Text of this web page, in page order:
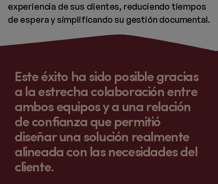
experiencia de sus clientes, reduciendo tiempos
de espera y simplificando su gestión documental.
Este éxito ha sido posible gracias
a la estrecha colaboración entre
ambos equipos y a una relación
de confianza que permitió
diseñar una solución realmente
alineada con las necesidades del
cliente.